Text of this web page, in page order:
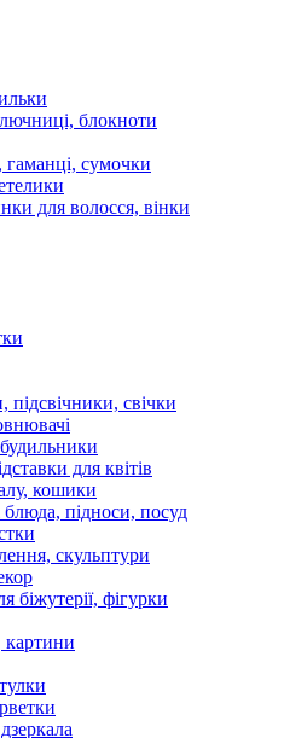
блокноти
сумочки
для волосся, вінки
свічки
для квітів
кошики
блюда, підноси, посуд
скульптури
біжутерії, фігурки
картини